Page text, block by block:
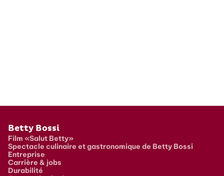
Pied de page
Betty Bossi
Film «Salut Betty»
Spectacle culinaire et gastronomique de Betty Bossi
Entreprise
Carrière & jobs
Durabilité